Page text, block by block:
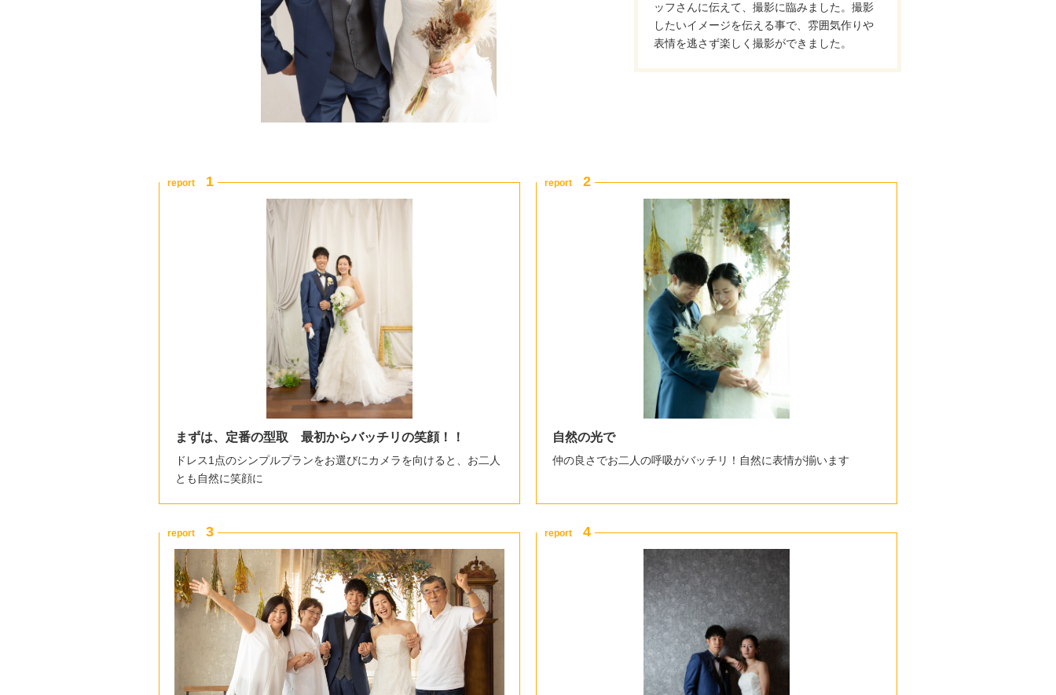
ッフさんに伝えて、撮影に臨みました。撮影
したいイメージを伝える事で、雰囲気作りや
表情を逃さず楽しく撮影ができました。
まずは、定番の型取 最初からバッチリの笑顔！！
ドレス1点のシンプルプランをお選びにカメラを向けると、お二人
とも自然に笑顔に
自然の光で
仲の良さでお二人の呼吸がバッチリ！自然に表情が揃います